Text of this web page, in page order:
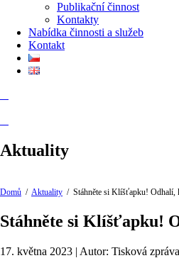
Publikační činnost
Kontakty
Nabídka činnosti a služeb
Kontakt
Aktuality
Domů / Aktuality / Stáhněte si Klíšťapku! Odhalí,
Stáhněte si Klíšťapku!
17. května 2023 | Autor: Tisková zpráva